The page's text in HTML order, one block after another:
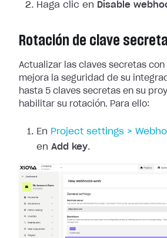
Haga clic en Disable
Rotación de clave secreta
Actualizar las claves secretas con
mejora la seguridad de su
hasta 5 claves secretas en su
habilitar su rotación. Para ello:
En Project settings >
en Add key.